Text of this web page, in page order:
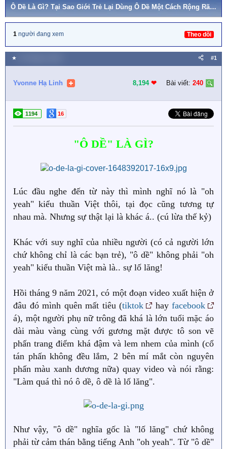
Ô Dề Là Gì? Tại Sao Giới Trẻ Lại Dùng Ô Dề Một Cách Rộng Rãi Trên Facebook?
1 người đang xem Theo dõi
★ #1
Yvonne Hạ Linh 8,194 ❤︎ Bài viết: 240
1194 16
"Ô DỀ" LÀ GÌ?
Lúc đầu nghe đến từ này thì mình nghĩ nó là "oh
yeah" kiểu thuần Việt thôi, tại đọc cũng tương tự
nhau mà. Nhưng sự thật lại là khác á.. (cú lừa thế kỷ)
Khác với suy nghĩ của nhiều người (có cả người lớn
chứ không chỉ là các bạn trẻ), "ô dề" không phải "oh
yeah" kiểu thuần Việt mà là.. sự lố lăng!
Hồi tháng 9 năm 2021, có một đoạn video xuất hiện ở
đâu đó mình quên mất tiêu (tiktok hay facebook
á), một người phụ nữ trông đã khá là lớn tuổi mặc áo
dài màu vàng cùng với gương mặt được tô son vẽ
phấn trang điểm khá đậm và lem nhem của mình (cổ
tán phấn không đều lắm, 2 bên mí mắt còn nguyên
phấn màu xanh dương nữa) quay video và nói rằng:
"Làm quá thì nó ô dề, ô dề là lố lăng".
Như vậy, "ô dề" nghĩa gốc là "lố lăng" chứ không
phải từ cảm thán bằng tiếng Anh "oh yeah". Từ "ô dề"